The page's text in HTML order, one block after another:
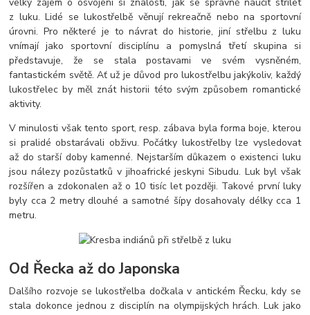
velký zájem o osvojení si znalostí, jak se správně naučit střílet
z luku. Lidé se lukostřelbě věnují rekreačně nebo na sportovní
úrovni. Pro některé je to návrat do historie, jiní střelbu z luku
vnímají jako sportovní disciplínu a pomyslná třetí skupina si
představuje, že se stala postavami ve svém vysněném,
fantastickém světě. Ať už je důvod pro lukostřelbu jakýkoliv, každý
lukostřelec by měl znát historii této svým způsobem romantické
aktivity.
V minulosti však tento sport, resp. zábava byla forma boje, kterou
si pralidé obstarávali obživu. Počátky lukostřelby lze vysledovat
až do starší doby kamenné. Nejstarším důkazem o existenci luku
jsou nálezy pozůstatků v jihoafrické jeskyni Sibudu. Luk byl však
rozšířen a zdokonalen až o 10 tisíc let později. Takové první luky
byly cca 2 metry dlouhé a samotné šípy dosahovaly délky cca 1
metru.
Od Řecka až do Japonska
Dalšího rozvoje se lukostřelba dočkala v antickém Řecku, kdy se
stala dokonce jednou z disciplín na olympijských hrách. Luk jako